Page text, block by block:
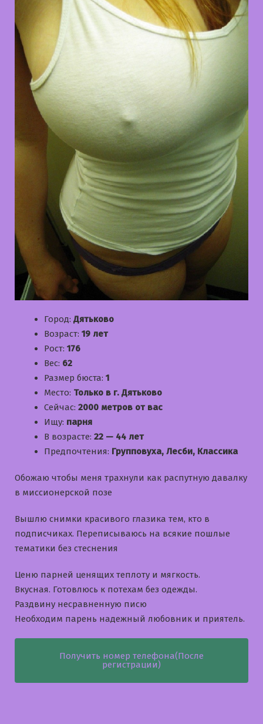
Город: Дятьково
Возраст: 19 лет
Рост: 176
Вес: 62
Размер бюста: 1
Место: Только в г. Дятьково
Сейчас: 2000 метров от вас
Ищу: парня
В возрасте: 22 — 44 лет
Предпочтения: Групповуха, Лесби, Классика
Обожаю чтобы меня трахнули как распутную давалку
в миссионерской позе
Вышлю снимки красивого глазика тем, кто в
подписчиках. Переписываюсь на всякие пошлые
тематики без стеснения
Ценю парней ценящих теплоту и мягкость.
Вкусная. Готовлюсь к потехам без одежды.
Раздвину несравненную писю
Необходим парень надежный любовник и приятель.
Получить номер телефона(После
регистрации)